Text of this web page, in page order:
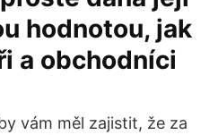
hodnotou, jak
a obchodníci
vám měl zajistit, že za